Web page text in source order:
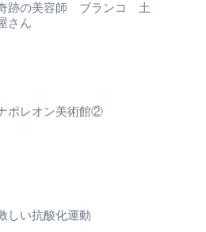
跡の美容師 ブランコ 土
さん
ポレオン美術館②
しい抗酸化運動